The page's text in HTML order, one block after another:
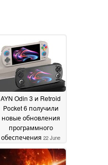
AYN Odin 3 и Retroid
Pocket 6 получили
новые обновления
программного
обеспечения 22 June
2026